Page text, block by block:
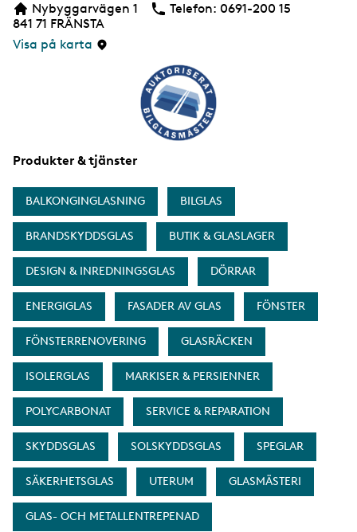
b
s
i
Nybyggarvägen 1
841 71 FRÄNSTA
Visa på karta
Telefon: Telefon
0691-200 15
Produkter & tjänster
BALKONGINGLASNING BILGLAS
BRANDSKYDDSGLAS BUTIK & GLASLAGER
DESIGN & INREDNINGSGLAS DÖRRAR
ENERGIGLAS FASADER AV GLAS FÖNSTER
FÖNSTERRENOVERING GLASRÄCKEN
ISOLERGLAS MARKISER & PERSIENNER
POLYCARBONAT SERVICE & REPARATION
SKYDDSGLAS SOLSKYDDSGLAS SPEGLAR
SÄKERHETSGLAS UTERUM GLASMÄSTERI
GLAS- OCH METALLENTREPENAD